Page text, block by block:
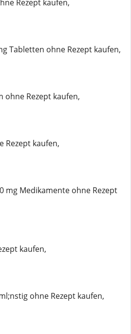
Rezept kaufen,
Tabletten ohne Rezept kaufen,
ohne Rezept kaufen,
Rezept kaufen,
mg Medikamente ohne Rezept
kaufen,
ohne Rezept kaufen,